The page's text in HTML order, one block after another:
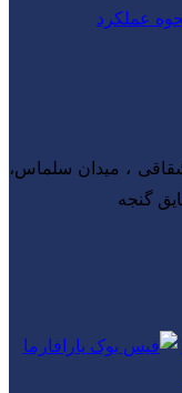
عملکرد
، میدان سلماس،